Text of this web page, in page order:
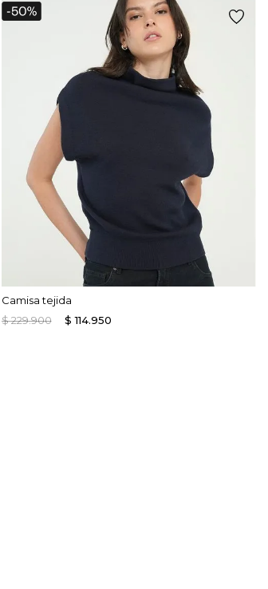
Camisa tejida
$229.900 $ 114.950